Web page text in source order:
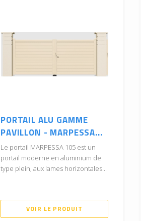
PORTAIL ALU GAMME
PAVILLON - MARPESSA...
Le portail MARPESSA 105 est un
portail moderne en aluminium de
type plein, aux lames horizontales...
VOIR LE PRODUIT